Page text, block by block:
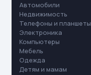
Автомобили
Недвижимость
Телефоны и планшеты
Электроника
Компьютеры
Мебель
Одежда
Детям и мамам